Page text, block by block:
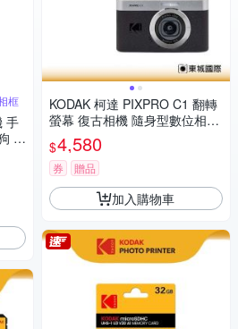
框
手
酷
KODAK 柯達 PIXPRO C1 翻轉
螢幕 復古相機 隨身型數位相機
+ 32G記憶卡組
$4,580
券 贈品
加入購物車